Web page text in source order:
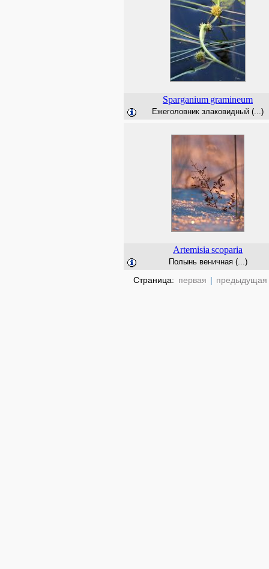
Sparganium gramineum
Ежеголовник злаковидный (...)
Artemisia scoparia
Полынь веничная (...)
Страница: первая | предыдущая